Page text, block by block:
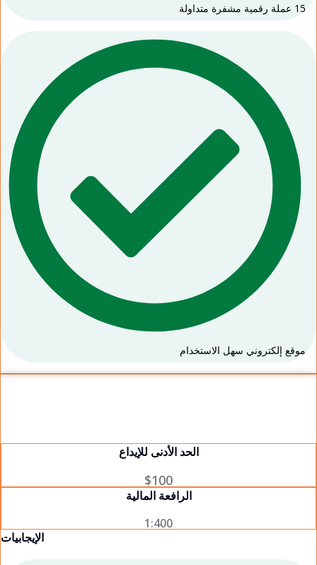
15 عملة رقمية مشفرة متداولة
موقع إلكتروني سهل الاستخدام
الحد الأدنى للإيداع
$100
الرافعة المالية
1:400
الإيجابيات